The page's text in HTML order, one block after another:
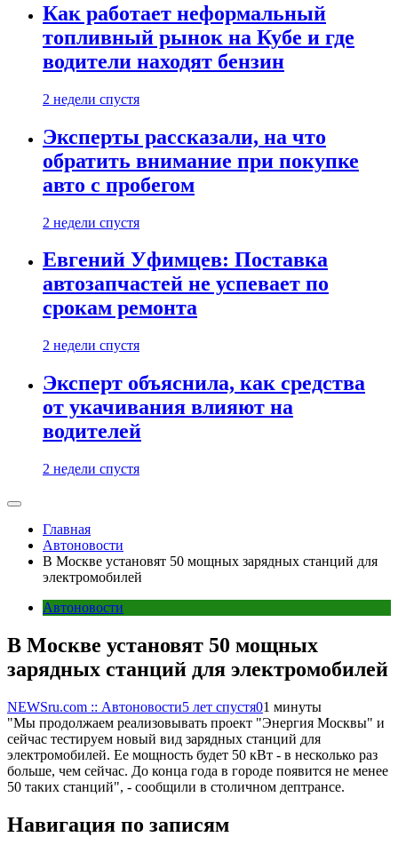
Как работает неформальный
топливный рынок на Кубе и где
водители находят бензин
2 недели спустя
Эксперты рассказали, на что
обратить внимание при покупке
авто с пробегом
2 недели спустя
Евгений Уфимцев: Поставка
автозапчастей не успевает по
срокам ремонта
2 недели спустя
Эксперт объяснила, как средства
от укачивания влияют на
водителей
2 недели спустя
Главная
Автоновости
В Москве установят 50 мощных зарядных станций для
электромобилей
Автоновости
В Москве установят 50 мощных
зарядных станций для электромобилей
NEWSru.com :: Автоновости5 лет спустя01 минуты
"Мы продолжаем реализовывать проект "Энергия Москвы" и
сейчас тестируем новый вид зарядных станций для
электромобилей. Ее мощность будет 50 кВт - в несколько раз
больше, чем сейчас. До конца года в городе появится не менее
50 таких станций", - сообщили в столичном дептрансе.
Навигация по записям